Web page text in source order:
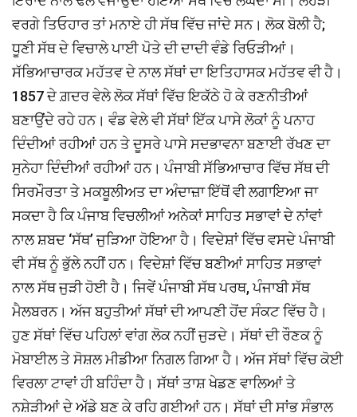
ਵਰਗੇ ਤਿਓਹਾਰ ਤਾਂ ਮਨਾਏ ਹੀ ਸੱਥ ਵਿੱਚ ਜਾਂਦੇ ਸਨ। ਲੋਕ ਬੋਲੀ ਹੈ;
ਧੂਣੀ ਸੱਥ ਦੇ ਵਿਚਾਲੇ ਪਾਈ ਪੋਤੇ ਦੀ ਦਾਦੀ ਵੰਡੇ ਰਿਓੜੀਆਂ।
ਸੱਭਿਆਚਾਰਕ ਮਹੱਤਵ ਦੇ ਨਾਲ ਸੱਥਾਂ ਦਾ ਇਤਿਹਾਸਕ ਮਹੱਤਵ ਵੀ ਹੈ।
1857 ਦੇ ਗ਼ਦਰ ਵੇਲੇ ਲੋਕ ਸੱਥਾਂ ਵਿੱਚ ਇਕੱਠੇ ਹੋ ਕੇ ਰਣਨੀਤੀਆਂ
ਬਣਾਉਂਦੇ ਰਹੇ ਹਨ। ਵੰਡ ਵੇਲੇ ਵੀ ਸੱਥਾਂ ਇੱਕ ਪਾਸੇ ਲੋਕਾਂ ਨੂੰ ਪਨਾਹ
ਦਿੰਦੀਆਂ ਰਹੀਆਂ ਹਨ ਤੇ ਦੂਸਰੇ ਪਾਸੇ ਸਦਭਾਵਨਾ ਬਣਾਈ ਰੱਖਣ ਦਾ
ਸੁਨੇਹਾ ਦਿੰਦੀਆਂ ਰਹੀਆਂ ਹਨ। ਪੰਜਾਬੀ ਸੱਭਿਆਚਾਰ ਵਿੱਚ ਸੱਥ ਦੀ
ਸਿਰਮੌਰਤਾ ਤੇ ਮਕਬੂਲੀਅਤ ਦਾ ਅੰਦਾਜ਼ਾ ਇੱਥੋਂ ਵੀ ਲਗਾਇਆ ਜਾ
ਸਕਦਾ ਹੈ ਕਿ ਪੰਜਾਬ ਵਿਚਲੀਆਂ ਅਨੇਕਾਂ ਸਾਹਿਤ ਸਭਾਵਾਂ ਦੇ ਨਾਂਵਾਂ
ਨਾਲ ਸ਼ਬਦ ‘ਸੱਥ’ ਜੁੜਿਆ ਹੋਇਆ ਹੈ। ਵਿਦੇਸ਼ਾਂ ਵਿੱਚ ਵਸਦੇ ਪੰਜਾਬੀ
ਵੀ ਸੱਥ ਨੂੰ ਭੁੱਲੇ ਨਹੀਂ ਹਨ। ਵਿਦੇਸ਼ਾਂ ਵਿੱਚ ਬਣੀਆਂ ਸਾਹਿਤ ਸਭਾਵਾਂ
ਨਾਲ ਸੱਥ ਜੁੜੀ ਹੋਈ ਹੈ। ਜਿਵੇਂ ਪੰਜਾਬੀ ਸੱਥ ਪਰਥ, ਪੰਜਾਬੀ ਸੱਥ
ਮੈਲਬਰਨ। ਅੱਜ ਬਹੁਤੀਆਂ ਸੱਥਾਂ ਦੀ ਆਪਣੀ ਹੋਂਦ ਸੰਕਟ ਵਿੱਚ ਹੈ।
ਹੁਣ ਸੱਥਾਂ ਵਿੱਚ ਪਹਿਲਾਂ ਵਾਂਗ ਲੋਕ ਨਹੀਂ ਜੁੜਦੇ। ਸੱਥਾਂ ਦੀ ਰੌਣਕ ਨੂੰ
ਮੋਬਾਈਲ ਤੇ ਸੋਸ਼ਲ ਮੀਡੀਆ ਨਿਗਲ ਗਿਆ ਹੈ। ਅੱਜ ਸੱਥਾਂ ਵਿੱਚ ਕੋਈ
ਵਿਰਲਾ ਟਾਵਾਂ ਹੀ ਬਹਿੰਦਾ ਹੈ। ਸੱਥਾਂ ਤਾਸ਼ ਖੇਡਣ ਵਾਲਿਆਂ ਤੇ
ਨਸ਼ੇੜੀਆਂ ਦੇ ਅੱਡੇ ਬਣ ਕੇ ਰਹਿ ਗਈਆਂ ਹਨ। ਸੱਥਾਂ ਦੀ ਸਾਂਭ ਸੰਭਾਲ